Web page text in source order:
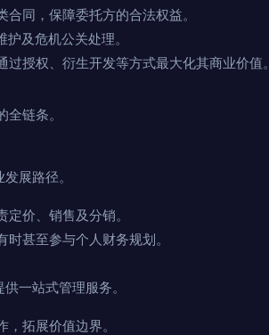
同，保障委托方的合法权益。
及危机公关处理。
授权、衍生开发等方式最大化其商业价值。
链条。
展路径。
价、销售及分销。
甚至参与个人财务规划。
一站式管理服务。
拓展价值边界。